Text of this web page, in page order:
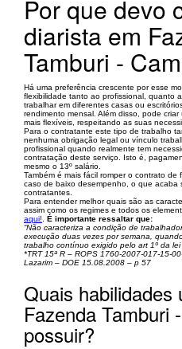
Por que devo
diarista em
Tamburi -
Há uma preferência crescente por esse
flexibilidade tanto ao profissional, quanto
trabalhar em diferentes casas ou
rendimento mensal. Além disso, pode
mais flexíveis, respeitando as suas
Para o contratante este tipo de trabalho
nenhuma obrigação legal ou vínculo
profissional quando realmente tem
contratação deste serviço. Isto é,
mesmo o 13º salário.
Também é mais fácil romper o contrato
caso de baixo desempenho, o que
contratantes.
Para entender melhor quais são as
assim como os regimes e todos os
aqui!
É importante ressaltar que:
“Não caracteriza a condição de
execução duas vezes por semana,
trabalho contínuo exigido pelo art 1º da
*TRT 15ª R – ROPS 1760-2007-017-15-
Lazarim – DOE 15.08.2008 – p 57
Quais habilidades
Fazenda Tamburi
possuir?